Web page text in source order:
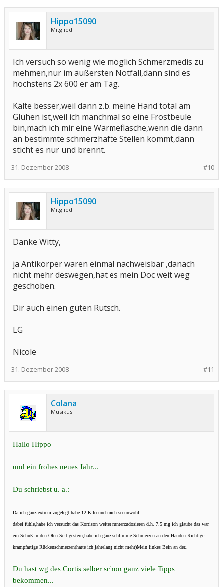
Hippo15090
Mitglied
Ich versuch so wenig wie möglich Schmerzmedis zu
mehmen,nur im äußersten Notfall,dann sind es
höchstens 2x 600 er am Tag.
Kälte besser,weil dann z.b. meine Hand total am
Glühen ist,weil ich manchmal so eine Frostbeule
bin,mach ich mir eine Wärmeflasche,wenn die dann
an bestimmte schmerzhafte Stellen kommt,dann
sticht es nur und brennt.
#10
31. Dezember 2008
Hippo15090
Mitglied
Danke Witty,
ja Antikörper waren einmal nachweisbar ,danach
nicht mehr deswegen,hat es mein Doc weit weg
geschoben.
Dir auch einen guten Rutsch.
LG
Nicole
#11
31. Dezember 2008
Colana
Musikus
Hallo Hippo
und ein frohes neues Jahr...
Du schriebst u. a.:
Da ich ganz extrem zugelegt habe 12 Kilo und mich so unwohl
dabei fühle,habe ich versucht das Kortison weiter runterzudosieren d.h. 7.5 mg ich glaube das war
ein Schuß in den Ofen.Seit gestern,habe ich ganz schlimme Schmerzen an den Händen.Richtige
krampfartige Rückenschmerzen(hatte ich jahrelang nicht mehr)Mein linkes Bein an der..
Du hast wg des Cortis selber schon ganz viele Tipps
bekommen...